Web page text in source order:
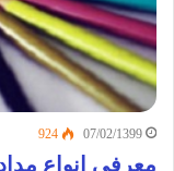
07/02/1399
924
معرفی انواع